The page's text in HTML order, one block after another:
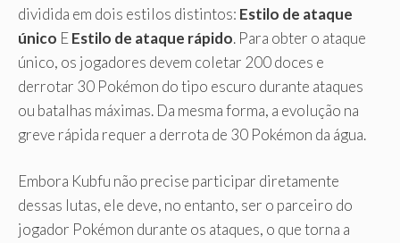
dividida em dois estilos distintos: Estilo de ataque
único EEstilo de ataque rápido. Para obter o ataque
único, os jogadores devem coletar 200 doces e
derrotar 30 Pokémon do tipo escuro durante ataques
ou batalhas máximas. Da mesma forma, a evolução na
greve rápida requer a derrota de 30 Pokémon da água.
Embora Kubfu não precise participar diretamente
dessas lutas, ele deve, no entanto, ser o parceiro do
jogador Pokémon durante os ataques, o que torna a